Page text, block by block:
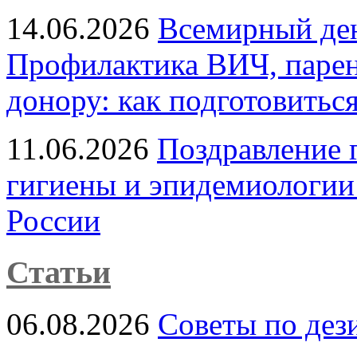
14.06.2026 Всемирный
Профилактика ВИЧ,
донору: как
11.06.2026 Поздравление
гигиены и
России
Статьи
06.08.2026 Советы по